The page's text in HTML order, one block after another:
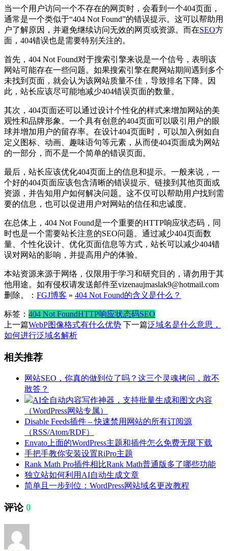
当一个用户访问一个不存在的网页时，会看到一个404页面，
通常是一个类似于“404 Not Found”的错误提示。这可以帮助用
户了解原因，并避免继续访问无效的网页或资源。而在SEO方
面，404错误也是需要特别关注的。
首先，404 Not Found对于搜索引擎来说是一个信号，表明该
网站可能存在一些问题。如果搜索引擎在爬网站期间遇到多个
未找到页面，就会认为该网站质量不佳，导致排名下降。因
此，站长应该尽可能地减少404错误页面的数量。
其次，404页面还可以通过设计个性化的样式来增加网站的美
观性和品牌形象。一个具有创意的404页面可以吸引用户的眼
球并增加用户的留存率。在设计404页面时，可以加入例如自
定义图标、动画、趣味语句等元素，从而使404页面成为网站
的一部分，而不是一个简单的错误页面。
最后，站长应该优化404页面上的信息和提示。一般来说，一
个好的404页面应该包含清晰的错误提示、链接到其他页面或
资源，并告知用户如何解决问题。这不仅可以帮助用户找到需
要的信息，也可以促进用户对网站的信任和忠诚度。
在总体上，404 Not Found是一个重要的HTTP响应状态码，同
时也是一个需要站长注意的SEO问题。通过减少404页面数
量、个性化设计、优化页面信息等方式，站长可以减少404错
误对网站的影响，并提高用户的体验。
本站资源来源于网络，仅限用于学习和研究目的，请勿用于其
他用途。如有侵权请发送邮件至vizenaujmaslak9@hotmail.com
删除。： FGJ博客 » 404 Not Found的含义是什么？
标签： 404 Not FoundHTTP响应状态码SEO
上一篇WebP图像格式有什么优势 下一篇泛域名是什么意思，
如何进行泛域名解析
相关推荐
网站SEO，你真的做到位了吗？这三个灵魂拷问，敢不
敢答？
AI全自动内容写作神器，支持批量生成和图文内容
（WordPress网站专属）
Disable Feeds插件 – 快速禁用网站的所有订阅源
（RSS/Atom/RDF）
Envato上面的WordPress主题和插件怎么免费无限下载
手把手教你安装设置RiPro主题
Rank Math Pro插件相比Rank Math普通版多了哪些功能
独立站如何利用AI自动生成文章
简单且一步到位：WordPress网站域名更改教程
评论0